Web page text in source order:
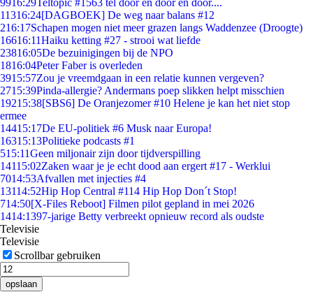
9916:29Teltopic #1563 tel door en door en door....
11316:24[DAGBOEK] De weg naar balans #12
216:17Schapen mogen niet meer grazen langs Waddenzee (Droogte)
16616:11Haiku ketting #27 - strooi wat liefde
23816:05De bezuinigingen bij de NPO
1816:04Peter Faber is overleden
3915:57Zou je vreemdgaan in een relatie kunnen vergeven?
2715:39Pinda-allergie? Andermans poep slikken helpt misschien
19215:38[SBS6] De Oranjezomer #10 Helene je kan het niet stop
ermee
14415:17De EU-politiek #6 Musk naar Europa!
16315:13Politieke podcasts #1
515:11Geen miljonair zijn door tijdverspilling
14115:02Zaken waar je je echt dood aan ergert #17 - Werklui
7014:53Afvallen met injecties #4
13114:52Hip Hop Central #114 Hip Hop Don´t Stop!
714:50[X-Files Reboot] Filmen pilot gepland in mei 2026
1414:1397-jarige Betty verbreekt opnieuw record als oudste
Televisie
Televisie
Scrollbar gebruiken
opslaan